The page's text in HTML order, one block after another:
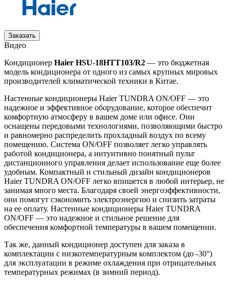
Заказать
Видео
Кондиционер Haier HSU-18HTT103/R2 — это бюджетная
модель кондиционера от одного из самых крупных мировых
производителей климатической техники в Китае.
Настенные кондиционеры Haier TUNDRA ON/OFF — это
надежное и эффективное оборудование, которое обеспечит
комфортную атмосферу в вашем доме или офисе. Они
оснащены передовыми технологиями, позволяющими быстро
и равномерно распределить прохладный воздух по всему
помещению. Система ON/OFF позволяет легко управлять
работой кондиционера, а интуитивно понятный пульт
дистанционного управления делает использование еще более
удобным. Компактный и стильный дизайн кондиционеров
Haier TUNDRA ON/OFF легко впишется в любой интерьер, не
занимая много места. Благодаря своей энергоэффективности,
они помогут сэкономить электроэнергию и снизить затраты
на ее оплату. Настенные кондиционеры Haier TUNDRA
ON/OFF — это надежное и стильное решение для
обеспечения комфортной температуры в вашем помещении.
Так же, данный кондиционер доступен для заказа в
комплектации с низкотемпературным комплектом (до -30°)
для эксплуатации в режиме охлаждения при отрицательных
температурных режимах (в зимний период).